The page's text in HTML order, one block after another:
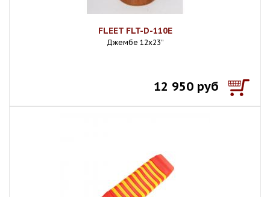
FLEET FLT-D-110E
Джембе 12х23”
12 950 руб